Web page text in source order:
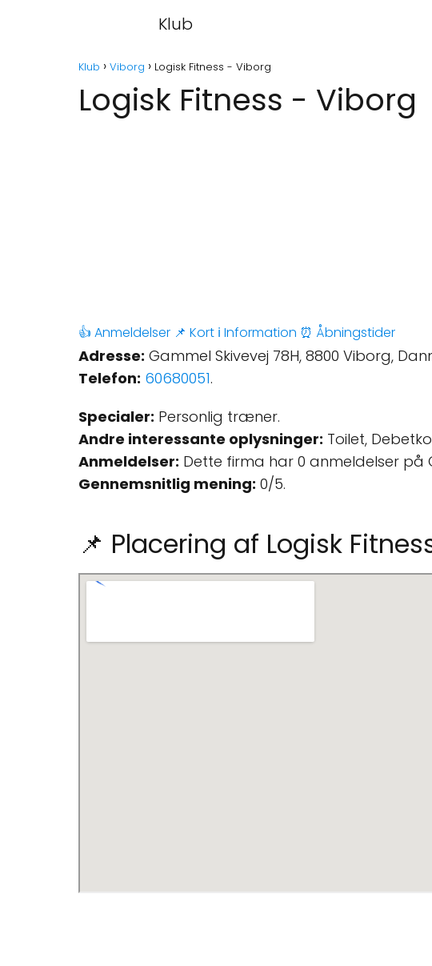
Klub
Klub Viborg Logisk Fitness - Viborg
Logisk Fitness - Viborg
👍 Anmeldelser 📌 Kort ℹ️ Information ⏰ Åbningstider
Adresse: Gammel Skivevej 78H, 8800 Viborg,
Telefon: 60680051.
Specialer: Personlig træner.
Andre interessante oplysninger: Toilet,
Anmeldelser: Dette firma har 0 anmeldelser på
Gennemsnitlig mening: 0/5.
📌 Placering af Logisk